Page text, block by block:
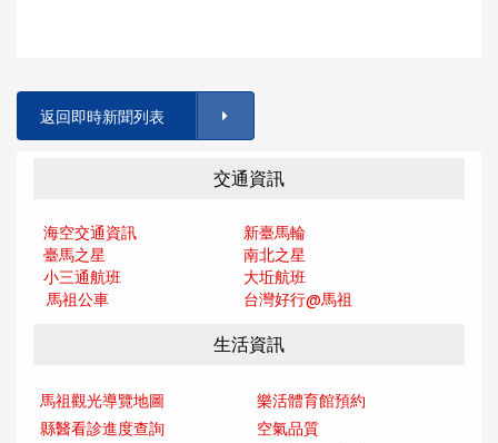
返回即時新聞列表
交通資訊
海空交通資訊
新臺馬輪
臺馬之星
南北之星
小三通航班
大坵航班
馬祖公車
台灣好行@馬祖
生活資訊
馬祖觀光導覽地圖
樂活體育館預約
縣醫看診進度查詢
空氣品質